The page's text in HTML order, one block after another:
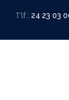
Tlf.: 24 23 03